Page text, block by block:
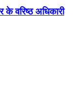
वरिष्ठ अधिकारी